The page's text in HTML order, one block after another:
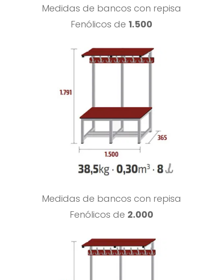
Medidas de bancos con repisa
Fenólicos de 1.500
Medidas de bancos con repisa
Fenólicos de 2.000